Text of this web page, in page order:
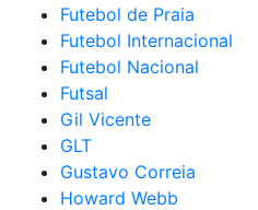
Futebol de Praia
Futebol Internacional
Futebol Nacional
Futsal
Gil Vicente
GLT
Gustavo Correia
Howard Webb